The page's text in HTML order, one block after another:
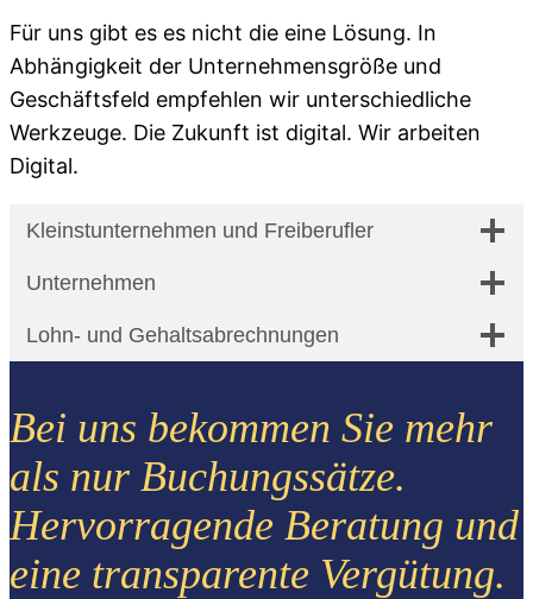
Für uns gibt es es nicht die eine Lösung. In
Abhängigkeit der Unternehmensgröße und
Geschäftsfeld empfehlen wir unterschiedliche
Werkzeuge. Die Zukunft ist digital. Wir arbeiten
Digital.
Kleinstunternehmen und Freiberufler
Unternehmen
Lohn- und Gehaltsabrechnungen
Bei uns bekommen Sie mehr
als nur Buchungssätze.
Hervorragende Beratung und
eine transparente Vergütung.